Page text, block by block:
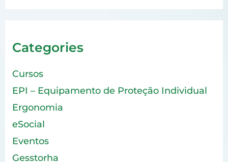
Categories
Cursos
EPI – Equipamento de Proteção Individual
Ergonomia
eSocial
Eventos
Gesstorha